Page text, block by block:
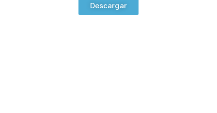
Descargar